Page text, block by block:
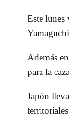
Este lunes
Además
para la
Japón